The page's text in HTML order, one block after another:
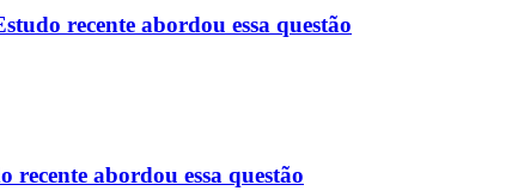
recente abordou essa questão
abordou essa questão